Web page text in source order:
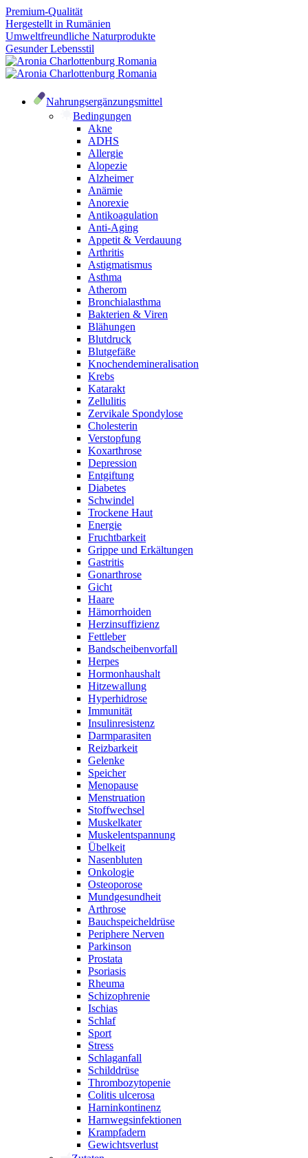
Premium-Qualität
Hergestellt in Rumänien
Umweltfreundliche Naturprodukte
Gesunder Lebensstil
Nahrungsergänzungsmittel
Bedingungen
Akne
ADHS
Allergie
Alopezie
Alzheimer
Anämie
Anorexie
Antikoagulation
Anti-Aging
Appetit & Verdauung
Arthritis
Astigmatismus
Asthma
Atherom
Bronchialasthma
Bakterien & Viren
Blähungen
Blutdruck
Blutgefäße
Knochendemineralisation
Krebs
Katarakt
Zellulitis
Zervikale Spondylose
Cholesterin
Verstopfung
Koxarthrose
Depression
Entgiftung
Diabetes
Schwindel
Trockene Haut
Energie
Fruchtbarkeit
Grippe und Erkältungen
Gastritis
Gonarthrose
Gicht
Haare
Hämorrhoiden
Herzinsuffizienz
Fettleber
Bandscheibenvorfall
Herpes
Hormonhaushalt
Hitzewallung
Hyperhidrose
Immunität
Insulinresistenz
Darmparasiten
Reizbarkeit
Gelenke
Speicher
Menopause
Menstruation
Stoffwechsel
Muskelkater
Muskelentspannung
Übelkeit
Nasenbluten
Onkologie
Osteoporose
Mundgesundheit
Arthrose
Bauchspeicheldrüse
Periphere Nerven
Parkinson
Prostata
Psoriasis
Rheuma
Schizophrenie
Ischias
Schlaf
Sport
Stress
Schlaganfall
Schilddrüse
Thrombozytopenie
Colitis ulcerosa
Harninkontinenz
Harnwegsinfektionen
Krampfadern
Gewichtsverlust